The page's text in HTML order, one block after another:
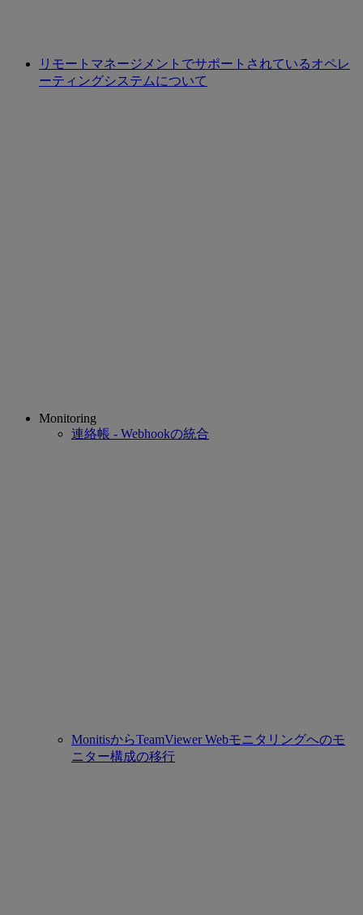
リモートマネージメントでサポートされているオペレ
ーティングシステムについて
Monitoring
連絡帳 - Webhookの統合
MonitisからTeamViewer Webモニタリングへのモ
ニター構成の移行